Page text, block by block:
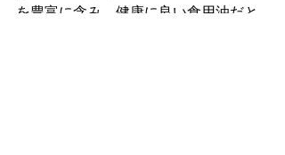
を豊富に含み、健康に良い食用油だと